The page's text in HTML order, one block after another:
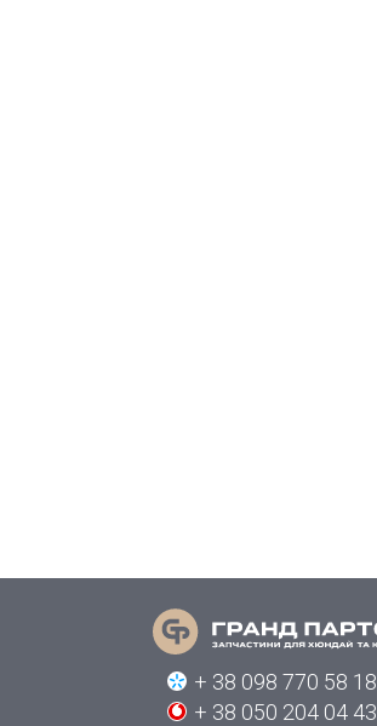
+ 38 098 770 58 18
+ 38 050 204 04 43